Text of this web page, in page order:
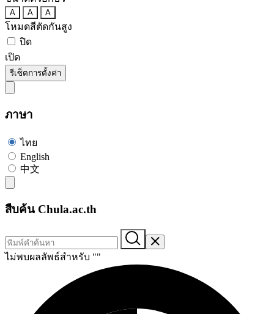
A A A
โหมดสีตัดกันสูง
ปิด
เปิด
รีเซ็ตการตั้งค่า
ภาษา
ไทย
English
中文
สืบค้น Chula.ac.th
ไม่พบผลลัพธ์สำหรับ ""